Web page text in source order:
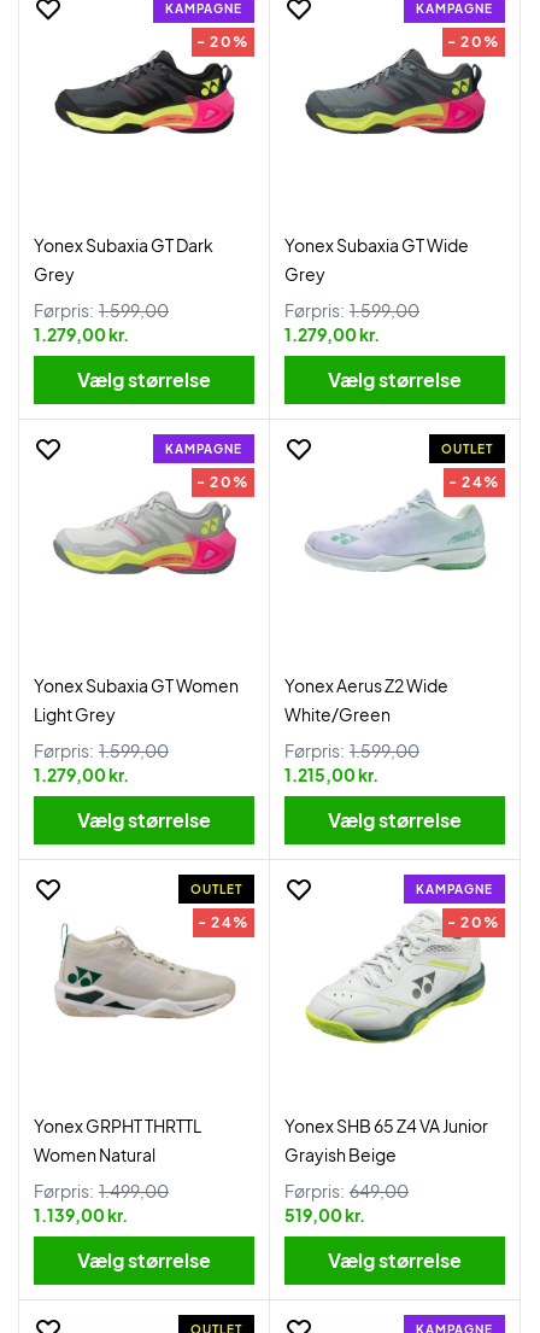
KAMPAGNE
- 20%
Yonex Subaxia GT Dark
Grey
Førpris: 1.599,00
1.279,00 kr.
Vælg størrelse
KAMPAGNE
- 20%
Yonex Subaxia GT Wide
Grey
Førpris: 1.599,00
1.279,00 kr.
Vælg størrelse
KAMPAGNE
- 20%
Yonex Subaxia GT Women
Light Grey
Førpris: 1.599,00
1.279,00 kr.
Vælg størrelse
OUTLET
- 24%
Yonex Aerus Z2 Wide
White/Green
Førpris: 1.599,00
1.215,00 kr.
Vælg størrelse
OUTLET
- 24%
Yonex GRPHT THRTTL
Women Natural
Førpris: 1.499,00
1.139,00 kr.
Vælg størrelse
KAMPAGNE
- 20%
Yonex SHB 65 Z4 VA Junior
Grayish Beige
Førpris: 649,00
519,00 kr.
Vælg størrelse
OUTLET KAMPAGNE